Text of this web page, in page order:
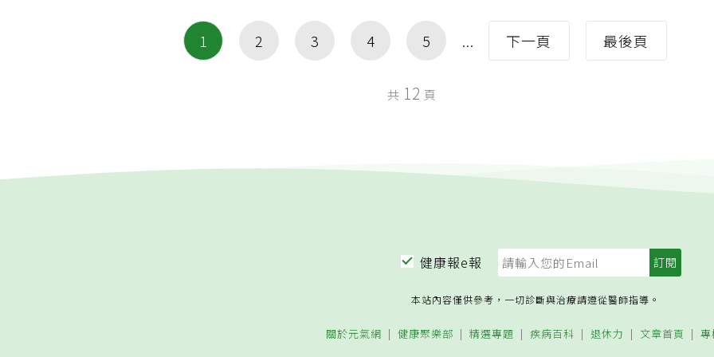
1 2 3 4 5 下一頁 最後頁
共 12 頁
健康報e報
本站內容僅供參考，一切診斷與治療請遵從醫師指導。
關於元氣網 健康聚樂部 精選專題 疾病百科 退休力 文章首頁